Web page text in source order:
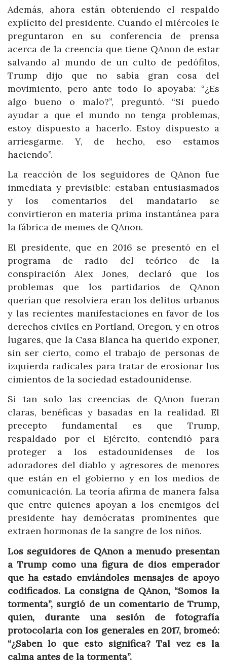
Además, ahora están obteniendo el respaldo
explícito del presidente. Cuando el miércoles le
preguntaron en su conferencia de prensa
acerca de la creencia que tiene QAnon de estar
salvando al mundo de un culto de pedófilos,
Trump dijo que no sabía gran cosa del
movimiento, pero ante todo lo apoyaba: “¿Es
algo bueno o malo?”, preguntó. “Si puedo
ayudar a que el mundo no tenga problemas,
estoy dispuesto a hacerlo. Estoy dispuesto a
arriesgarme. Y, de hecho, eso estamos
haciendo”.
La reacción de los seguidores de QAnon fue
inmediata y previsible: estaban entusiasmados
y los comentarios del mandatario se
convirtieron en materia prima instantánea para
la fábrica de memes de QAnon.
El presidente, que en 2016 se presentó en el
programa de radio del teórico de la
conspiración Alex Jones, declaró que los
problemas que los partidarios de QAnon
querían que resolviera eran los delitos urbanos
y las recientes manifestaciones en favor de los
derechos civiles en Portland, Oregon, y en otros
lugares, que la Casa Blanca ha querido exponer,
sin ser cierto, como el trabajo de personas de
izquierda radicales para tratar de erosionar los
cimientos de la sociedad estadounidense.
Si tan solo las creencias de QAnon fueran
claras, benéficas y basadas en la realidad. El
precepto fundamental es que Trump,
respaldado por el Ejército, contendió para
proteger a los estadounidenses de los
adoradores del diablo y agresores de menores
que están en el gobierno y en los medios de
comunicación. La teoría afirma de manera falsa
que entre quienes apoyan a los enemigos del
presidente hay demócratas prominentes que
extraen hormonas de la sangre de los niños.
Los seguidores de QAnon a menudo presentan
a Trump como una figura de dios emperador
que ha estado enviándoles mensajes de apoyo
codificados. La consigna de QAnon, “Somos la
tormenta”, surgió de un comentario de Trump,
quien, durante una sesión de fotografía
protocolaria con los generales en 2017, bromeó:
“¿Saben lo que esto significa? Tal vez es la
calma antes de la tormenta”.